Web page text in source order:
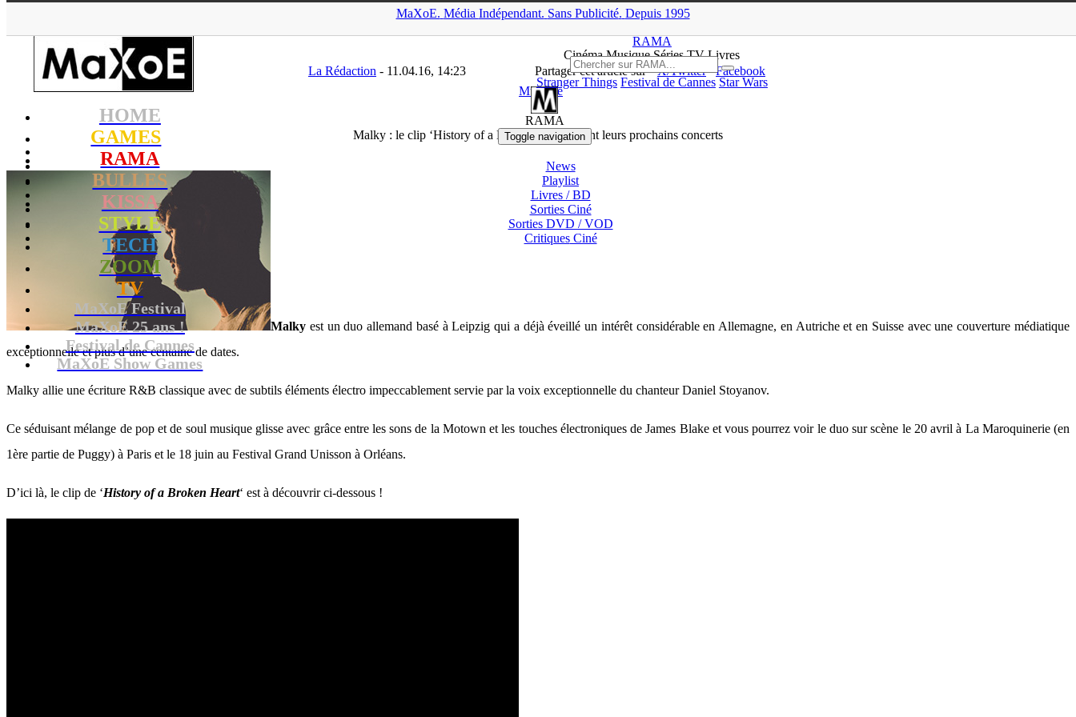
MaXoE. Média Indépendant. Sans Publicité. Depuis 1995
HOME
GAMES
RAMA
BULLES
KISSA
STYLE
TECH
ZOOM
TV
MaXoE Festival
MaXoE 25 ans !
Festival de Cannes
MaXoE Show Games
RAMA
CinémaMusique SériesTVLivres
Stranger Things Festival de Cannes Star Wars
RAMA
Toggle navigation
News
Playlist
Livres / BD
Sorties Ciné
Sorties DVD / VOD
CritiquesCiné
▲
La Rédaction - 11.04.16, 14:23 Partager cet article sur X/Twitter
Facebook
Musique
Malky : le clip ‘History of a Broken Heart’ avant leurs prochains concerts
Malky est un duo allemand basé à Leipzig qui a déjà éveillé un intérêt considérable en Allemagne, en Autriche et en Suisse avec une couverture médiatique
exceptionnelle et plus d’une centaine de dates.
Malky allie une écriture R&B classique avec de subtils éléments électro impeccablement servie par la voix exceptionnelle du chanteur Daniel Stoyanov.
Ce séduisant mélange de pop et de soul musique glisse avec grâce entre les sons de la Motown et les touches électroniques de James Blake et vous pourrez voir le duo sur scène le 20 avril à La Maroquinerie (en
1ère partie de Puggy) à Paris et le 18 juin au Festival Grand Unisson à Orléans.
D’ici là, le clip de ‘History of a Broken Heart‘ est à découvrir ci-dessous !